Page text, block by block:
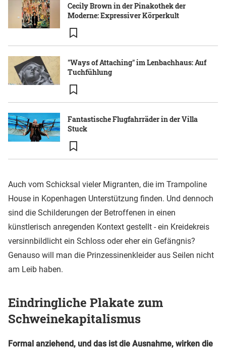
Cecily Brown in der Pinakothek der
Moderne: Expressiver Körperkult
"Ways of Attaching" im Lenbachhaus: Auf
Tuchfühlung
Fantastische Flugfahrräder in der Villa
Stuck
Auch vom Schicksal vieler Migranten, die im Trampoline
House in Kopenhagen Unterstützung finden. Und dennoch
sind die Schilderungen der Betroffenen in einen
künstlerisch anregenden Kontext gestellt - ein Kreidekreis
versinnbildlicht ein Schloss oder eher ein Gefängnis?
Genauso will man die Prinzessinenkleider aus Seilen nicht
am Leib haben.
Eindringliche Plakate zum
Schweinekapitalismus
Formal anziehend, und das ist die Ausnahme, wirken die